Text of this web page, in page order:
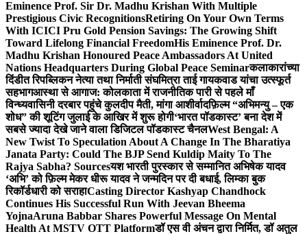
Eminence Prof. Sir Dr. Madhu Krishan With Multiple
Prestigious Civic RecognitionsRetiring On Your Own Terms
With ICICI Pru Gold Pension Savings: The Growing Shift
Toward Lifelong Financial FreedomHis Eminence Prof. Dr.
Madhu Krishan Honoured Peace Ambassadors At United
Nations Headquarters During Global Peace Seminarकलाकारांच्या
दिंडीत रिपब्लिकन नेत्या तथा निर्माती संघमित्रा ताई गायकवाड यांचा उत्स्फूर्त
सहभागआस्था से आगाज: कोलकाता में राजनीतिक पारी से पहले माँ
विन्ध्यवासिनी दरबार पहुंचे कुलदीप मैती, मांगा आशीर्वादफ़िल्म “अभिमन्यु – एक
शोध” की शूटिंग जुलाई के आखिर में शुरू होगी‘भारत पॉडकास्ट’ बना देश में
सबसे ज्यादा देखे जाने वाला डिजिटल पॉडकास्ट चैनलWest Bengal: A
New Twist To Speculation About A Change In The Bharatiya
Janata Party: Could The BJP Send Kuldip Maity To The
Rajya Sabha? Sourcesयश भारती पुरस्कार से सम्मानित अभिषेक यादव
‘अभि’ को फ़िल्म मेकर धीरू यादव ने जन्मदिन पर दी बधाई, लिम्का बुक
रिकॉर्डधारी को सराहाCasting Director Kashyap Chandhock
Continues His Successful Run With Jeevan Bheema
YojnaAruna Babbar Shares Powerful Message On Mental
Health At MSTV OTT Platformडॉ एस वी अंचन द्वारा निर्मित, डॉ अतुल